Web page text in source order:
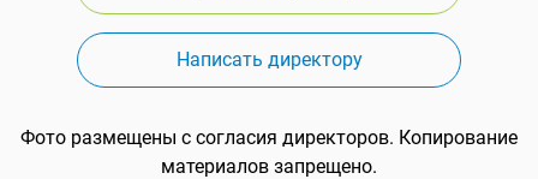
Написать директору
Фото размещены с согласия директоров. Копирование
материалов запрещено.